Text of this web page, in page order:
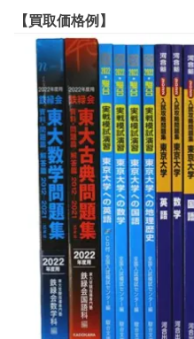
【買取価格例】